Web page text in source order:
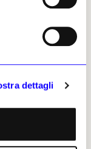
dettagli
franco-
culturale
accordo a quattro
Crochet